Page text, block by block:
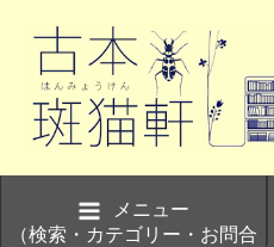
メニュー
（検索・カテゴリー・お問合